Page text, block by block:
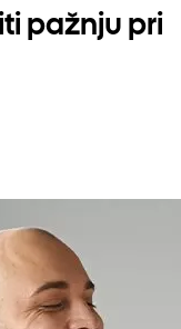
pažnju pri